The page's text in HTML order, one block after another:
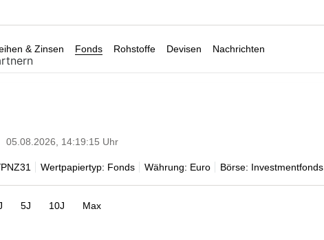
& Zinsen Fonds Rohstoffe Devisen Nachrichten
05.08.2026, 14:19:15 Uhr
Wertpapiertyp: Fonds Währung: Euro Börse: Investmentfonds
5J 10J Max